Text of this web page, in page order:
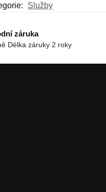
Služby
záruka
Délka záruky 2 roky